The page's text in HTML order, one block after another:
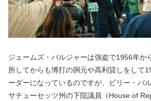
ジェームズ・バルジャーは強盗で1956年か
所してからも博打の胴元や高利貸しをして
ーダーになっているのですが、ビリー・バ
サチューセッツ州の下院議員（House of